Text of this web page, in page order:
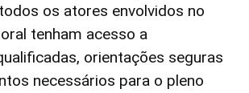
os atores envolvidos no
tenham acesso a
orientações seguras
necessários para o pleno